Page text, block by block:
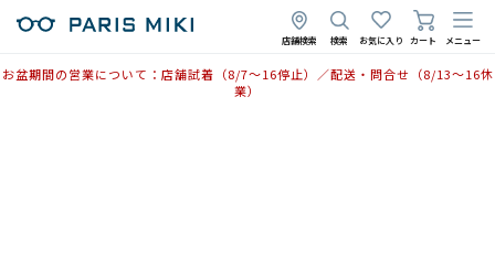
店舗検索 検索 お気に入り カート メニュー
お盆期間の営業について：店舗試着（8/7〜16停止）／配送・問合せ（8/13〜16休
業）